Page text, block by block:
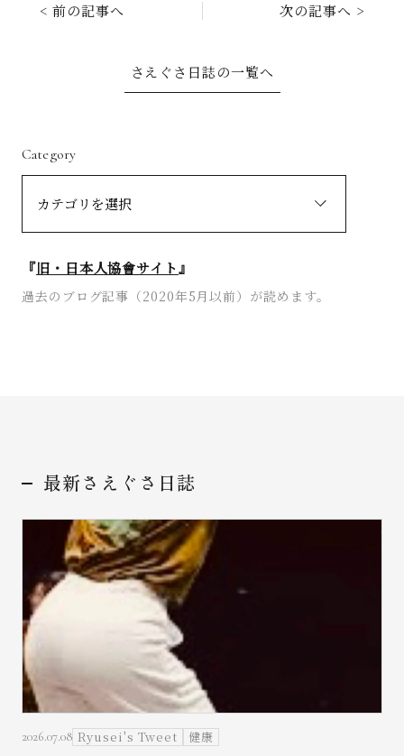
< 前の記事へ 次の記事へ >
さえぐさ日誌の一覧へ
Category
『旧・日本人協會サイト』
過去のブログ記事（2020年5月以前）が読めます。
最新さえぐさ日誌
2026.07.08 Ryusei's Tweet 健康